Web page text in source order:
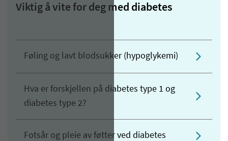
Viktig å vite for deg med diabetes
Føling og lavt blodsukker (hypoglykemi)
Hva er forskjellen på diabetes type 1 og
diabetes type 2?
Fotsår og pleie av føtter ved diabetes